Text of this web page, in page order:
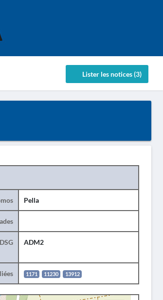
Lister les notices (3)
Pella
DSG ADM2
1171 11230 13912